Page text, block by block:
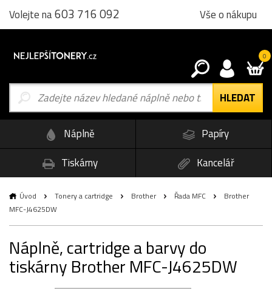
Volejte na603 716 092 Vše o nákupu
0
Náplně
Papíry
Tiskárny
Kancelář
Úvod Tonery a cartridge Brother Řada MFC
Brother
MFC-J4625DW
Náplně, cartridge a barvy do
tiskárny Brother MFC-J4625DW